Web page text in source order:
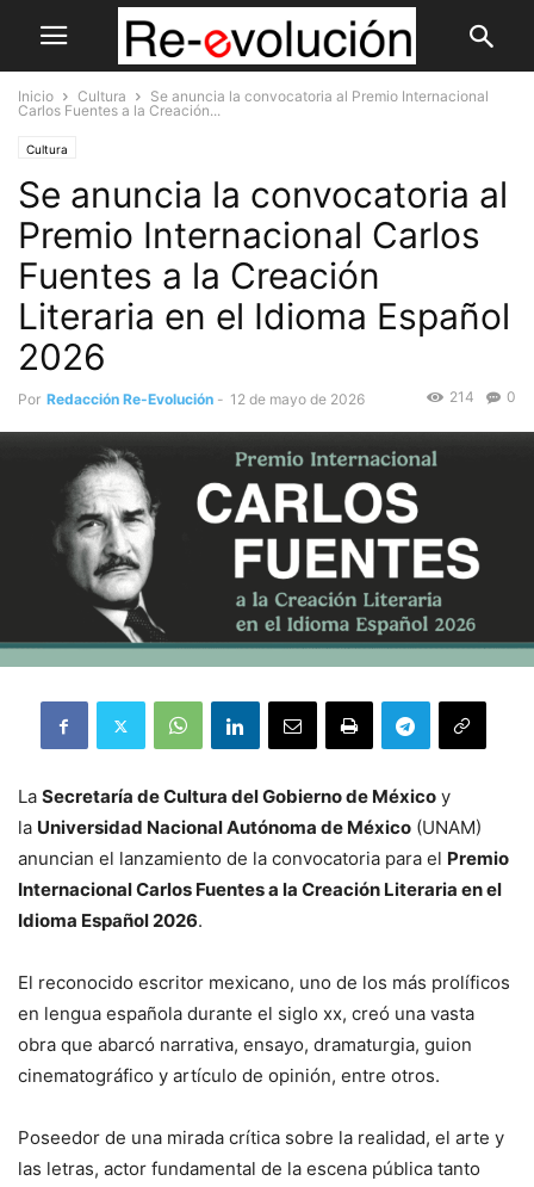
Inicio Cultura
Se anuncia la convocatoria al Premio Internacional
Carlos Fuentes a la Creación...
Cultura
Se anuncia la convocatoria al
Premio Internacional Carlos
Fuentes a la Creación
Literaria en el Idioma Español
2026
Por Redacción Re-Evolución - 12 de mayo de 2026 0
214
La Secretaría de Cultura del Gobierno de México y
la Universidad Nacional Autónoma de México (UNAM)
anuncian el lanzamiento de la convocatoria para el Premio
Internacional Carlos Fuentes a la Creación Literaria en el
Idioma Español 2026.
El reconocido escritor mexicano, uno de los más prolíficos
en lengua española durante el siglo xx, creó una vasta
obra que abarcó narrativa, ensayo, dramaturgia, guion
cinematográfico y artículo de opinión, entre otros.
Poseedor de una mirada crítica sobre la realidad, el arte y
las letras, actor fundamental de la escena pública tanto